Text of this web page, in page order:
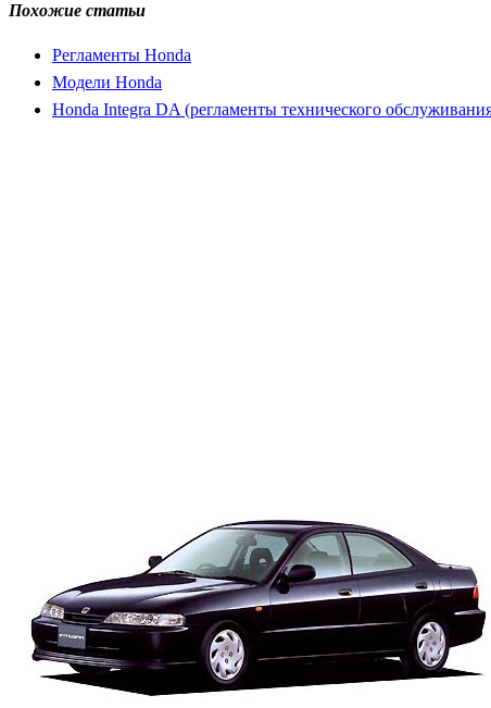
Похожие статьи
Регламенты Honda
Модели Honda
Honda Integra DA (регламенты технического